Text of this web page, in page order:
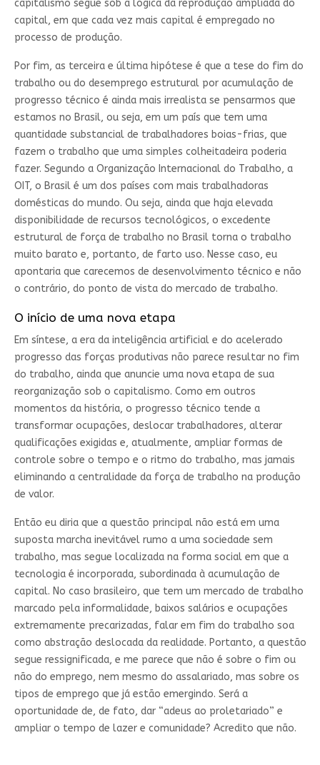
capitalismo segue sob a lógica da reprodução ampliada do
capital, em que cada vez mais capital é empregado no
processo de produção.
Por fim, as terceira e última hipótese é que a tese do fim do
trabalho ou do desemprego estrutural por acumulação de
progresso técnico é ainda mais irrealista se pensarmos que
estamos no Brasil, ou seja, em um país que tem uma
quantidade substancial de trabalhadores boias-frias, que
fazem o trabalho que uma simples colheitadeira poderia
fazer. Segundo a Organização Internacional do Trabalho, a
OIT, o Brasil é um dos países com mais trabalhadoras
domésticas do mundo. Ou seja, ainda que haja elevada
disponibilidade de recursos tecnológicos, o excedente
estrutural de força de trabalho no Brasil torna o trabalho
muito barato e, portanto, de farto uso. Nesse caso, eu
apontaria que carecemos de desenvolvimento técnico e não
o contrário, do ponto de vista do mercado de trabalho.
O início de uma nova etapa
Em síntese, a era da inteligência artificial e do acelerado
progresso das forças produtivas não parece resultar no fim
do trabalho, ainda que anuncie uma nova etapa de sua
reorganização sob o capitalismo. Como em outros
momentos da história, o progresso técnico tende a
transformar ocupações, deslocar trabalhadores, alterar
qualificações exigidas e, atualmente, ampliar formas de
controle sobre o tempo e o ritmo do trabalho, mas jamais
eliminando a centralidade da força de trabalho na produção
de valor.
Então eu diria que a questão principal não está em uma
suposta marcha inevitável rumo a uma sociedade sem
trabalho, mas segue localizada na forma social em que a
tecnologia é incorporada, subordinada à acumulação de
capital. No caso brasileiro, que tem um mercado de trabalho
marcado pela informalidade, baixos salários e ocupações
extremamente precarizadas, falar em fim do trabalho soa
como abstração deslocada da realidade. Portanto, a questão
segue ressignificada, e me parece que não é sobre o fim ou
não do emprego, nem mesmo do assalariado, mas sobre os
tipos de emprego que já estão emergindo. Será a
oportunidade de, de fato, dar “adeus ao proletariado” e
ampliar o tempo de lazer e comunidade? Acredito que não.